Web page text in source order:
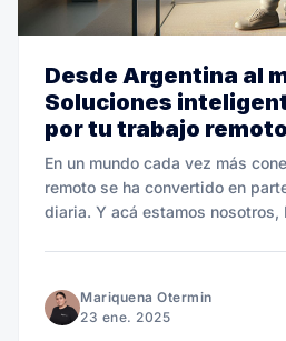
Desde Argentina al
Soluciones
por tu trabajo
En un mundo cada vez más
remoto se ha convertido en
diaria. Y acá estamos nosotros,
Mariquena Otermin
23 ene. 2025